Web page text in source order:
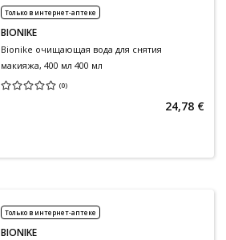
Только в интернет-аптеке
BIONIKE
Bionike очищающая вода для снятия
макияжа, 400 мл 400 мл
(0)
Средняя оценка 0.00
24,78 €
Только в интернет-аптеке
BIONIKE